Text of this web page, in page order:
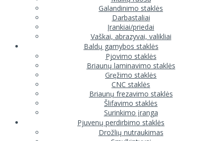
Galandinimo staklės
Darbastaliai
Įrankiai/priedai
Vaškai, abrazyvai, valikliai
Baldų gamybos staklės
Pjovimo staklės
Briaunų laminavimo staklės
Gręžimo staklės
CNC staklės
Briaunų frezavimo staklės
Šlifavimo staklės
Surinkimo įranga
Pjuvenų perdirbimo staklės
Drožlių nutraukimas